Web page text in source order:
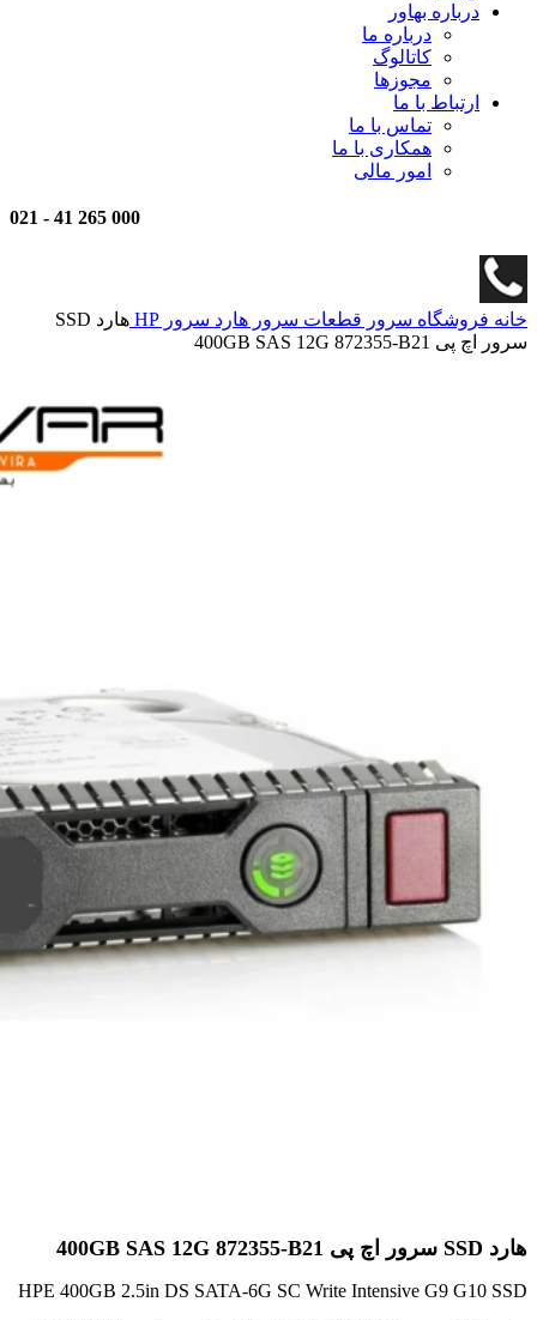
درباره بهاور
درباره ما
کاتالوگ
مجوزها
ارتباط با ما
تماس با ما
همکاری با ما
امور مالی
000 265 41
-
خانه فروشگاه سرور قطعات سرور هارد سرور HP
هارد SSD
سرور اچ پی 400GB SAS 12G 872355-B21
هارد SSD سرور اچ پی 400GB SAS 12G 872355-B21
HPE 400GB 2.5in DS SATA-6G SC Write Intensive G9 G10 SSD